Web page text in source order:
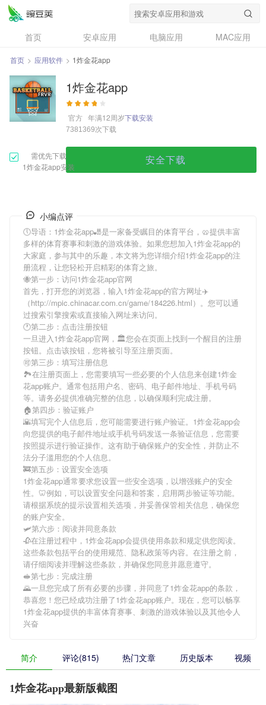
首页 安卓应用 电脑应用
MAC应用
资讯
专题
问答
首页 > 应用软件 > 1炸金花app
1炸金花app
官方 年满12周岁下载安装
7381369次下载
需优先下载
1炸金花app安装
安全下载
小编点评
🕔导语： 1炸金花app🎳是一家备受瞩目的体育平台，🥨提供丰富
多样的体育赛事和刺激的游戏体验。如果您想加入1炸金花app的
大家庭，参与其中的乐趣，本文将为您详细介绍1炸金花app的注
册流程，让您轻松开启精彩的体育之旅。
🐝第一步：访问1炸金花app官网
首先，打开您的浏览器，输入1炸金花app的官方网址✈️
（http://mpic.chinacar.com.cn/game/184226.html）。您可以通
过搜索引擎搜索或直接输入网址来访问。
🕐第二步：点击注册按钮
一旦进入1炸金花app官网，🏛您会在页面上找到一个醒目的注册
按钮。点击该按钮，您将被引导至注册页面。
🉑第三步：填写注册信息
🏞在注册页面上，您需要填写一些必要的个人信息来创建1炸金
花app账户。通常包括用户名、密码、电子邮件地址、手机号码
等。请务必提供准确完整的信息，以确保顺利完成注册。
🏠第四步：验证账户
🌇填写完个人信息后，您可能需要进行账户验证。 1炸金花app会
向您提供的电子邮件地址或手机号码发送一条验证信息，您需要
按照提示进行验证操作。这有助于确保账户的安全性，并防止不
法分子滥用您的个人信息。
🚒第五步：设置安全选项
1炸金花app通常要求您设置一些安全选项，以增强账户的安全
性。🦷例如，可以设置安全问题和答案，启用两步验证等功能。
请根据系统的提示设置相关选项，并妥善保管相关信息，确保您
的账户安全。
🛩第六步：阅读并同意条款
🥀在注册过程中， 1炸金花app会提供使用条款和规定供您阅读。
这些条款包括平台的使用规范、隐私政策等内容。在注册之前，
请仔细阅读并理解这些条款，并确保您同意并愿意遵守。
🥪第七步：完成注册
🌄一旦您完成了所有必要的步骤，并同意了1炸金花app的条款，
恭喜您！您已经成功注册了1炸金花app账户。现在，您可以畅享
1炸金花app提供的丰富体育赛事、刺激的游戏体验以及其他令人
兴奋
简介 评论(815) 热门文章 历史版本 视频
1炸金花app最新版截图